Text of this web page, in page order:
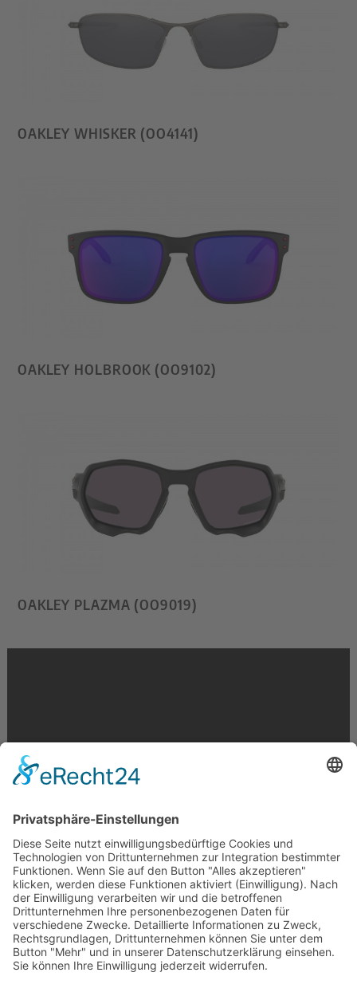
OAKLEY WHISKER (OO4141)
OAKLEY HOLBROOK (OO9102)
OAKLEY PLAZMA (OO9019)
Krahnstr. 17/18 | 49074 Osnabrück
Telefon: 0541 29746 | E-Mail:info@optikmeyer.de
Impressum|Datenschutz|Cookie-Einstellungen